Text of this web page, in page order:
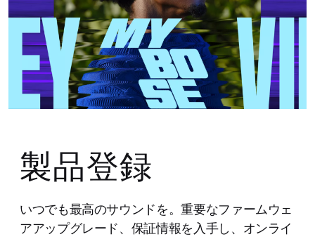
製品登録
いつでも最高のサウンドを。重要なファームウェ
アアップグレード、保証情報を入手し、オンライ